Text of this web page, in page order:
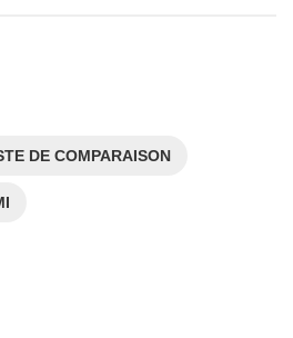
DE COMPARAISON